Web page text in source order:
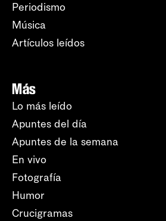
Periodismo
Música
Artículos leídos
Más
Lo más leído
Apuntes del día
Apuntes de la semana
En vivo
Fotografía
Humor
Crucigramas